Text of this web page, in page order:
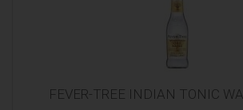
FEVER-TREE INDIAN TONIC